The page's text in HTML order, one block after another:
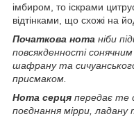
імбиром, то іскрами
відтінками, що схожі на
Початкова нота ніби
повсякденності сонячним
шафрану та
присмаком.
Нота серця передає те
поєднання мірри,